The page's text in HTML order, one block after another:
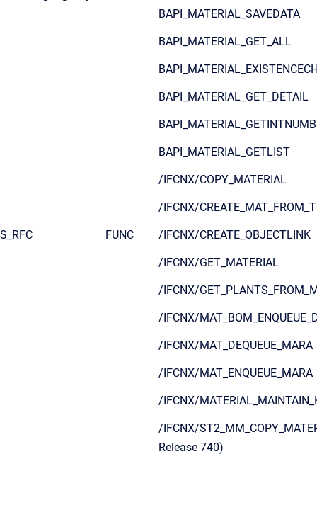
S_RFC FUNC
BAPI_MATERIAL_SAVEDATA
BAPI_MATERIAL_GET_ALL
BAPI_MATERIAL_GET_DETAIL
BAPI_MATERIAL_GETLIST
/IFCNX/COPY_MATERIAL
/IFCNX/
/IFCNX/CREATE_OBJECTLINK
/IFCNX/GET_MATERIAL
/IFCNX/
/IFCNX/
/IFCNX/MAT_DEQUEUE_MARA
/IFCNX/MAT_ENQUEUE_MARA
/IFCNX/
/IFCNX/
Release 740)